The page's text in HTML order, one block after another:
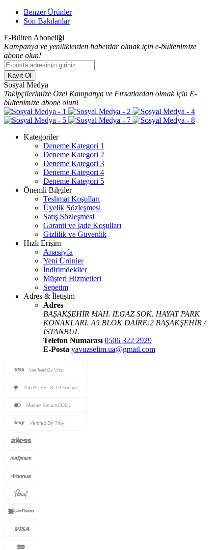
Benzer Ürünler
Son Bakılanlar
E-Bülten Aboneliği
Kampanya ve yeniliklerden haberdar olmak için e-bültenimize
abone olun!
Kayıt Ol
Sosyal Medya
Takipçilerimize Özel Kampanya ve Fırsatlardan olmak için E-
bültenimize abone olun!
Kategoriler
Deneme Kategori 1
Deneme Kategori 2
Deneme Kategori 3
Deneme Kategori 4
Deneme Kategori 5
Önemli Bilgiler
Teslimat Koşulları
Üyelik Sözleşmesi
Satış Sözleşmesi
Garanti ve İade Koşulları
Gizlilik ve Güvenlik
Hızlı Erişim
Anasayfa
Yeni Ürünler
İndirimdekiler
Müşteri Hizmetleri
Sepetim
Adres & İletişim
Adres
BAŞAKŞEHİR MAH. ILGAZ SOK. HAYAT PARK
KONAKLARI. A5 BLOK DAİRE:2 BAŞAKŞEHİR /
İSTANBUL
Telefon Numarası 0506 322 2929
E-Posta yavuzselim.ua@gmail.com